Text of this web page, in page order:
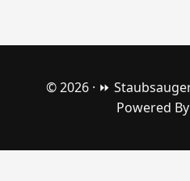
© 2026 · ⏩
Powered By